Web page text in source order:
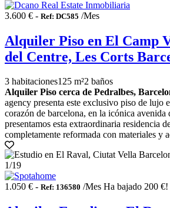
3.600 € - Ref: DC585 /Mes
Alquiler Piso en El Camp
del Centre, Les Corts
3 habitaciones125 m²2 baños
Alquiler Piso cerca de Pedralbes,
agency presenta este exclusivo piso de lujo
corazón de barcelona, en la icónica avenida
presentamos esta extraordinaria residencia
completamente reformada con materiales y
1/19
1.050 € - Ref: 136580 /Mes Ha bajado 200 €!